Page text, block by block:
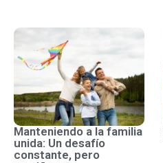
Manteniendo a la familia
unida: Un desafío
constante, pero